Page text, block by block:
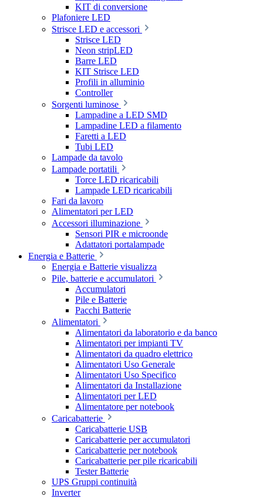
KIT di conversione
Plafoniere LED
Strisce LED e accessori
Strisce LED
Neon stripLED
Barre LED
KIT Strisce LED
Profili in alluminio
Controller
Sorgenti luminose
Lampadine a LED SMD
Lampadine LED a filamento
Faretti a LED
Tubi LED
Lampade da tavolo
Lampade portatili
Torce LED ricaricabili
Lampade LED ricaricabili
Fari da lavoro
Alimentatori per LED
Accessori illuminazione
Sensori PIR e microonde
Adattatori portalampade
Energia e Batterie
Energia e Batterie visualizza
Pile, batterie e accumulatori
Accumulatori
Pile e Batterie
Pacchi Batterie
Alimentatori
Alimentatori da laboratorio e da banco
Alimentatori per impianti TV
Alimentatori da quadro elettrico
Alimentatori Uso Generale
Alimentatori Uso Specifico
Alimentatori da Installazione
Alimentatori per LED
Alimentatore per notebook
Caricabatterie
Caricabatterie USB
Caricabatterie per accumulatori
Caricabatterie per notebook
Caricabatterie per pile ricaricabili
Tester Batterie
UPS Gruppi continuità
Inverter